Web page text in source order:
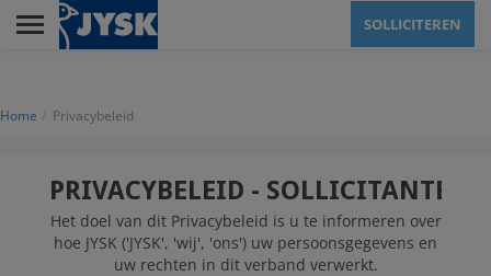
Skip
SOLLICITEREN
HOOFDKANTOOR
Home Privacybeleid
PRIVACYBELEID - SOLLICITANTEN
Het doel van dit Privacybeleid is u te informeren over
hoe JYSK ('JYSK', 'wij', 'ons') uw persoonsgegevens en
uw rechten in dit verband verwerkt.